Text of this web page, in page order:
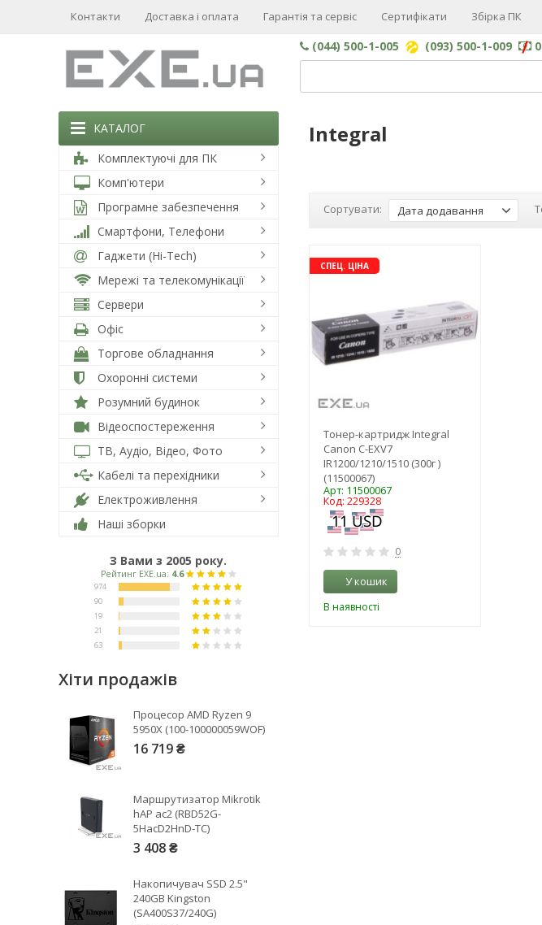
Контакти Доставка і оплата Гарантія та сервіс Сертифікати Збірка ПК
(044) 500-1-005 (093) 500-1-009
КАТАЛОГ Integral
Сортувати: Дата додавання
СПЕЦ. ЦІНА
Тонер-картридж Integral
Canon C-EXV7
IR1200/1210/1510 (300г )
(11500067)
Арт: 11500067
Код: 229328
0
У кошик
В наявності
Комплектуючі для ПК
Комп'ютери
Програмне забезпечення
Смартфони, Телефони
Гаджети (Hi-Tech)
Мережі та телекомунікації
Сервери
Офіс
Торгове обладнання
Охоронні системи
Розумний будинок
Відеоспостереження
ТВ, Аудіо, Відео, Фото
Кабелі та перехідники
Електроживлення
Наші зборки
З Вами з 2005 року.
90
19
21
Хіти продажів
Процесор AMD Ryzen 9
5950X (100-100000059WOF)
16 719 ₴
Маршрутизатор Mikrotik
hAP ac2 (RBD52G-
5HacD2HnD-TC)
3 408 ₴
Накопичувач SSD 2.5"
240GB Kingston
(SA400S37/240G)